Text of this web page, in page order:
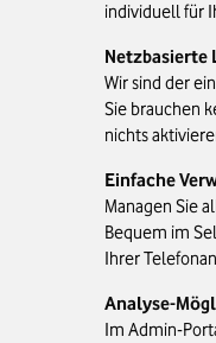
individuell für
Netzbasierte
Wir sind der
Sie brauchen
nichts
Einfache
Managen Sie
Bequem im
Ihrer
Analyse-
Im Admin-